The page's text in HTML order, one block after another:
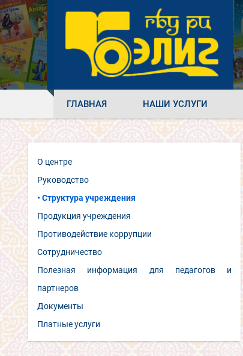
ГЛАВНАЯ НАШИ УСЛУГИ
О центре
Руководство
Структура учреждения
Продукция учреждения
Противодействие коррупции
Сотрудничество
Полезная информация для педагогов и
партнеров
Документы
Платные услуги